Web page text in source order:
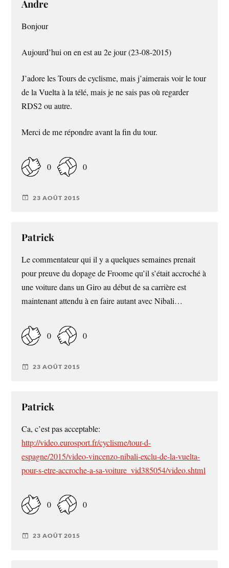
Andre
Bonjour
Aujourd’hui on en est au 2e jour (23-08-2015)
J’adore les Tours de cyclisme, mais j’aimerais voir le tour
de la Vuelta à la télé, mais je ne sais pas où regarder
RDS2 ou autre.
Merci de me répondre avant la fin du tour.
0 0
23 AOÛT 2015
Patrick
Le commentateur qui il y a quelques semaines prenait
pour preuve du dopage de Froome qu’il s’était accroché à
une voiture dans un Giro au début de sa carrière est
maintenant attendu à en faire autant avec Nibali…
0 0
23 AOÛT 2015
Patrick
Ca, c’est pas acceptable:
http://video.eurosport.fr/cyclisme/tour-d-
espagne/2015/video-vincenzo-nibali-exclu-de-la-vuelta-
pour-s-etre-accroche-a-sa-voiture_vid385054/video.shtml
0 0
23 AOÛT 2015